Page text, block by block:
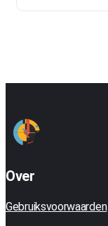
Over
Gebruiksvoorwaarden